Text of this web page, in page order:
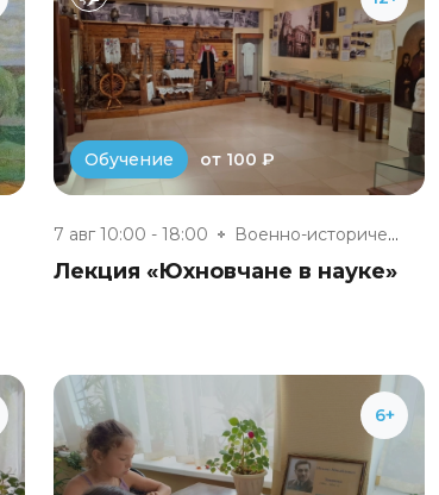
Обучение от 100 ₽
7 авг 10:00 - 18:00 Военно-исторический музей «Юхн...
Лекция «Юхновчане в науке»
6+